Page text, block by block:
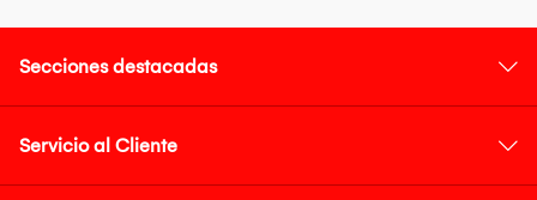
Secciones destacadas
Servicio al Cliente